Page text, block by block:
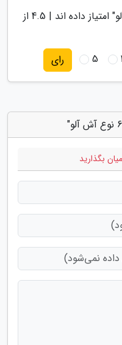
" امتیاز داده اند | 4.5 از
5 رای
بگذارید